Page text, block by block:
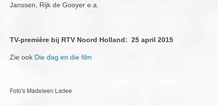
Janssen, Rijk de Gooyer e.a.
TV-première bij RTV Noord Holland: 25 april 2015
Zie ook Die dag en die film
Foto's Madeleen Ladee